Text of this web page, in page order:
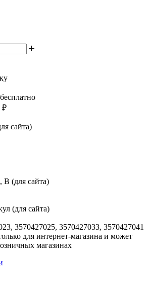
₽
сайта)
В (для сайта)
(для сайта)
3570427025, 3570427033, 3570427041
для интернет-магазина и может
магазинах